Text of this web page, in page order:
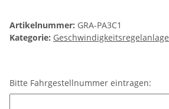
Artikelnummer: GRA-PA3C1
Kategorie: Geschwindigkeitsregelanlage
Bitte Fahrgestellnummer eintragen: